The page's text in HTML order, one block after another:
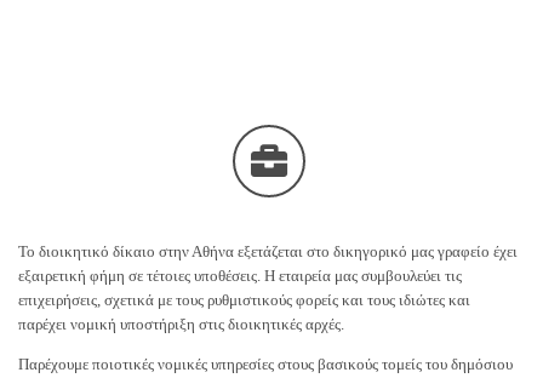
Το διοικητικό δίκαιο στην Αθήνα εξετάζεται στο δικηγορικό μας γραφείο έχει
εξαιρετική φήμη σε τέτοιες υποθέσεις. Η εταιρεία μας συμβουλεύει τις
επιχειρήσεις, σχετικά με τους ρυθμιστικούς φορείς και τους ιδιώτες και
παρέχει νομική υποστήριξη στις διοικητικές αρχές.
Παρέχουμε ποιοτικές νομικές υπηρεσίες στους βασικούς τομείς του δημόσιου